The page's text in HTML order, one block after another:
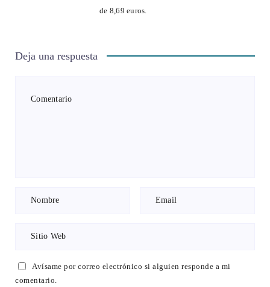
de 8,69 euros.
Deja una respuesta
Avísame por correo electrónico si alguien responde a mi
comentario.